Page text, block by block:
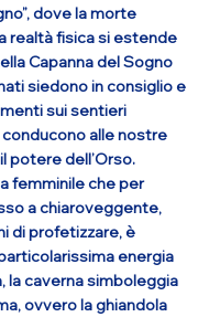
dove la morte
realtà fisica si estende
Capanna del Sogno
siedono in consiglio e
sui sentieri
alle nostre
potere dell’Orso.
femminile che per
a chiaroveggente,
di profetizzare, è
energia
la caverna simboleggia
ovvero la ghiandola